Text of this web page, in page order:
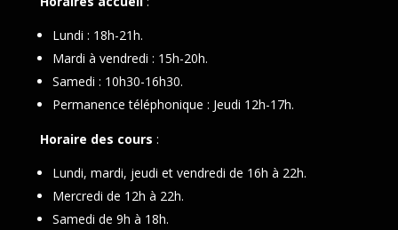
Lundi : 18h-21h.
Mardi à vendredi : 15h-20h.
Samedi : 10h30-16h30.
Permanence téléphonique : Jeudi 12h-17h.
Horaire des cours :
Lundi, mardi, jeudi et vendredi de 16h à 22h.
Mercredi de 12h à 22h.
Samedi de 9h à 18h.